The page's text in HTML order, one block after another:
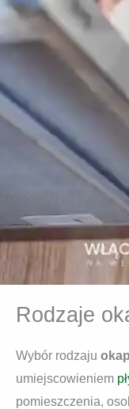
Rodzaje
Wybór rodzaju
umiejscowieniem
pomieszczenia,